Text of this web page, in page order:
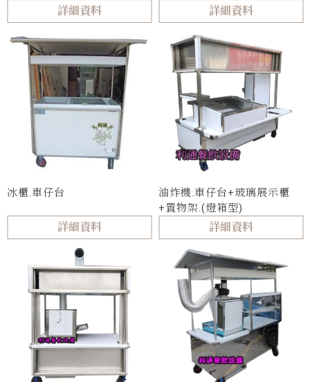
詳細資料 詳細資料
冰櫃.車仔台
詳細資料
油炸機.車仔台+玻璃展示櫃
+置物架.(燈箱型)
詳細資料